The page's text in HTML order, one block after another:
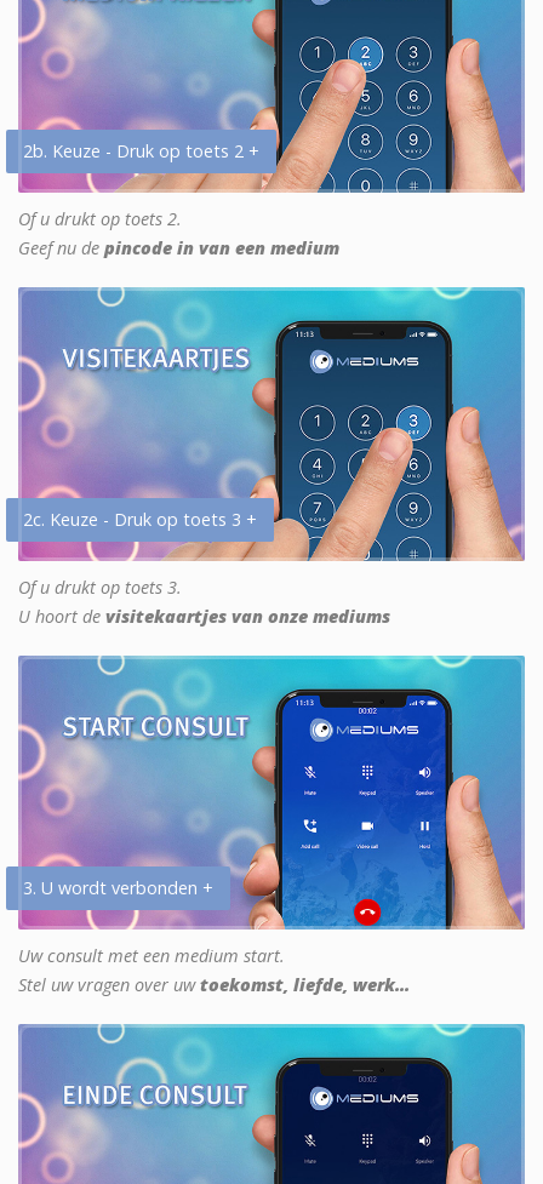
2b. Keuze - Druk op toets 2 +
Of u drukt op toets 2.
Geef nu de pincode in van een medium
2c. Keuze - Druk op toets 3 +
Of u drukt op toets 3.
U hoort de visitekaartjes van onze mediums
3. U wordt verbonden +
Uw consult met een medium start.
Stel uw vragen over uwtoekomst, liefde, werk...